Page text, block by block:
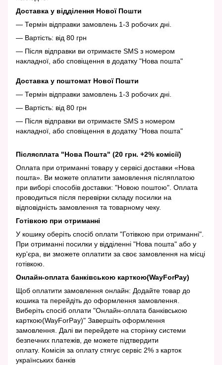
Доставка у відділення Нової Пошти
— Термін відправки замовлень 1-3 робочих дні.
— Вартість: від 80 грн
— Після відправки ви отримаєте SMS з номером
накладної, або сповіщення в додатку "Нова пошта"
Доставка у поштомат Нової Пошти
— Термін відправки замовлень 1-3 робочих дні.
— Вартість: від 80 грн
— Після відправки ви отримаєте SMS з номером
накладної, або сповіщення в додатку "Нова пошта"
Післясплата "Нова Пошта" (20 грн. +2% комісії)
Оплата при отриманні товару у сервісі доставки «Нова
пошта». Ви можете оплатити замовлення післяплатою
при виборі способів доставки: "Новою поштою". Оплата
проводиться після перевірки складу посилки на
відповідність замовлення та товарному чеку.
Готівкою при отриманні
У кошику оберіть спосіб оплати "Готівкою при отриманні".
При отриманні посилки у відділенні "Нова пошта" або у
кур'єра, ви зможете оплатити за своє замовлення на місці
готівкою.
Онлайн-оплата банківською карткою(WayForPay)
Щоб оплатити замовлення онлайн: Додайте товар до
кошика та перейдіть до оформлення замовлення.
Виберіть спосіб оплати "Онлайн-оплата банківською
карткою(WayForPay)" Завершіть оформлення
замовлення. Далі ви перейдете на сторінку системи
безпечних платежів, де можете підтвердити
оплату. Комісія за оплату стягує сервіс 2% з карток
українських банків